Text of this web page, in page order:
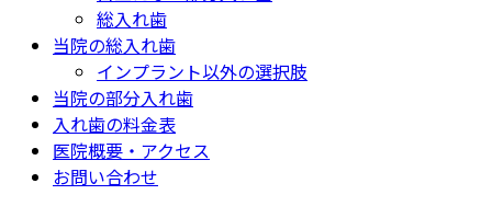
総入れ歯
当院の総入れ歯
インプラント以外の選択肢
当院の部分入れ歯
入れ歯の料金表
医院概要・アクセス
お問い合わせ